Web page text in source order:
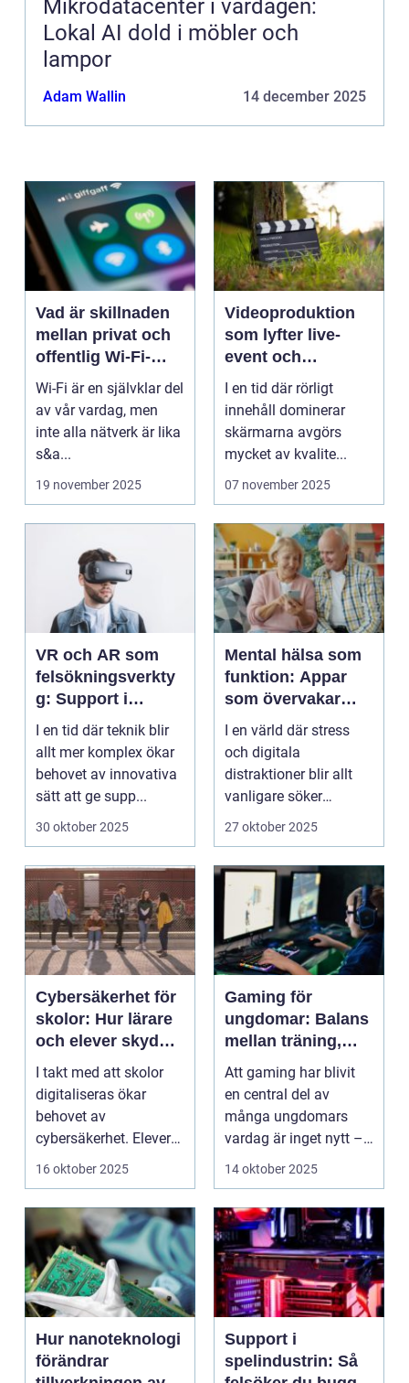
Mikrodatacenter i vardagen:
Lokal AI dold i möbler och
lampor
Adam Wallin 14 december 2025
Vad är skillnaden
mellan privat och
offentlig Wi-Fi-
säkerhet?
Wi-Fi är en självklar del
av vår vardag, men
inte alla nätverk är lika
s&a...
19 november 2025
Videoproduktion
som lyfter live-
event och
varumärken
I en tid där rörligt
innehåll dominerar
skärmarna avgörs
mycket av kvalite...
07 november 2025
VR och AR som
felsökningsverkty
g: Support i
virtuella miljöer
I en tid där teknik blir
allt mer komplex ökar
behovet av innovativa
sätt att ge supp...
30 oktober 2025
Mental hälsa som
funktion: Appar
som övervakar
och stärker
välmående
I en värld där stress
och digitala
distraktioner blir allt
vanligare söker
mång...
27 oktober 2025
Cybersäkerhet för
skolor: Hur lärare
och elever skyddar
sina data
I takt med att skolor
digitaliseras ökar
behovet av
cybersäkerhet. Elever
och lärare ...
16 oktober 2025
Gaming för
ungdomar: Balans
mellan träning,
skola och socialt
Att gaming har blivit
en central del av
många ungdomars
vardag är inget nytt –
men ...
14 oktober 2025
Hur nanoteknologi
förändrar
Support i
spelindustrin: Så